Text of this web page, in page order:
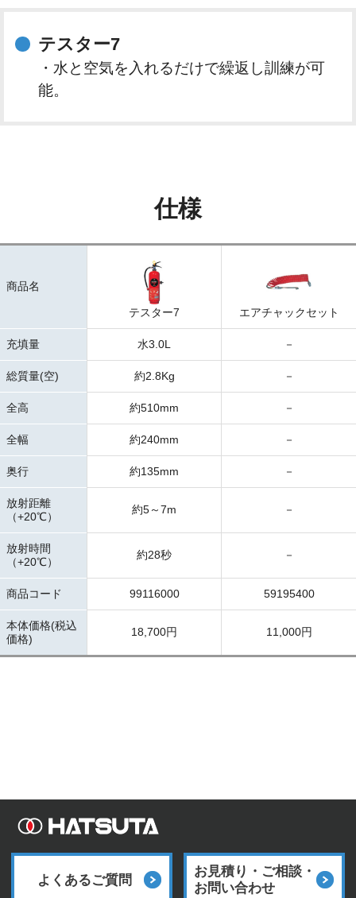
テスター7
・水と空気を入れるだけで繰返し訓練が可
能。
仕様
商品名
テスター7 エアチャックセット
充填量 水3.0L －
総質量(空) 約2.8Kg －
全高 約510mm －
全幅 約240mm －
奥行 約135mm －
放射距離
（+20℃）
約5～7m －
放射時間
（+20℃）
約28秒 －
商品コード 99116000 59195400
本体価格(税込
価格)
18,700円 11,000円
よくあるご質問
お見積り・ご相談・
お問い合わせ